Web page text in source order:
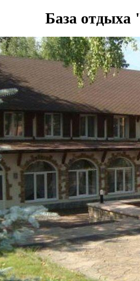
База отдыха